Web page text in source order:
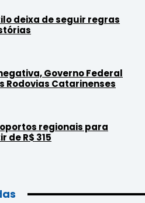
deixa de seguir regras
Governo Federal
Rodovias Catarinenses
regionais para
de R$ 315